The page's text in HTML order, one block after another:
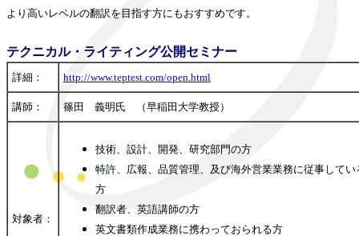
より高いレベルの翻訳を目指す方にもおすすめです。
テクニカル・ライティング公開セミナー
詳細： http://www.teptest.com/open.html
講師： 篠田 義明氏 （早稲田大学教授）
対象者：
技術、設計、開発、研究部門の方
特許、広報、品質管理、及び海外営業業務に従事してい
方
翻訳者、英語講師の方
英文書類作成業務に携わっておられる方